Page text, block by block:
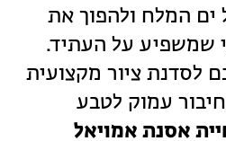
ים המלח ולהפוך את
שמשפיע על העתיד.
לסדנת ציור מקצועית
עמוק לטבע
אסנת אמויאל